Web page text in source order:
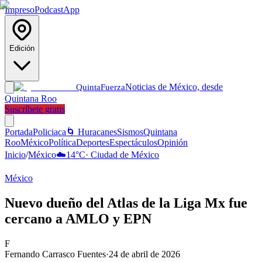
ImpresoPodcastApp
Edición
QuintaFuerzaNoticias de México, desde
Quintana Roo
Suscríbete gratis
PortadaPoliciaca 🌀 HuracanesSismosQuintana
RooMéxicoPolíticaDeportesEspectáculosOpinión
Inicio/México☁️14°C· Ciudad de México
México
Nuevo dueño del Atlas de la Liga Mx fue
cercano a AMLO y EPN
F
Fernando Carrasco Fuentes·24 de abril de 2026